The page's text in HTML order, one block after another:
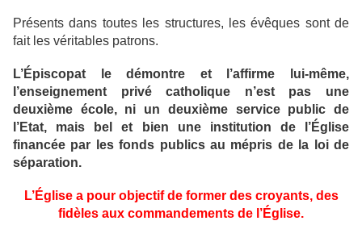
Présents dans toutes les structures, les évêques sont de
fait les véritables patrons.
L’Épiscopat le démontre et l’affirme lui-même,
l’enseignement privé catholique n’est pas une
deuxième école, ni un deuxième service public de
l’Etat, mais bel et bien une institution de l’Église
financée par les fonds publics au mépris de la loi de
séparation.
L’Église a pour objectif de former des croyants, des
fidèles aux commandements de l’Église.